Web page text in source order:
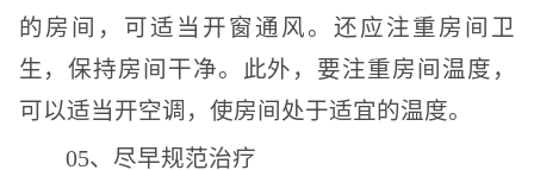
的房间，可适当开窗通风。还应注重房间卫
生，保持房间干净。此外，要注重房间温度，
可以适当开空调，使房间处于适宜的温度。
05、尽早规范治疗